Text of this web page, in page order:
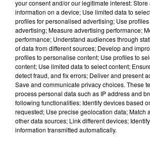
les conditions de...
TITRES DIFFUSÉS
23h05
23h05 23h03
23h03
your consent and/or our legitimate interest:
information on a device; Use limited data to
profiles for personalised advertising; Use
advertising; Measure advertising performance;
performance; Understand audiences through
of data from different sources; Develop and
profiles to personalise content; Use profiles to
content; Use limited data to select content;
detect fraud, and fix errors; Deliver and present
Save and communicate privacy choices. These
process personal data such as IP address and
following functionalities: Identify devices based
requested; Use precise geolocation data; Match
other data sources; Link different devices;
information transmitted automatically.